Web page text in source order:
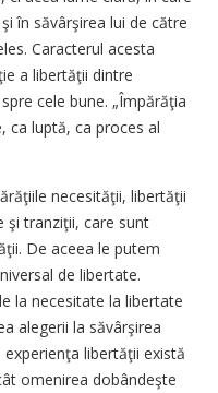
în săvârşirea lui de către
Caracterul acesta
a libertăţii dintre
cele bune. „Împărăţia
ca luptă, ca proces al
necesităţii, libertăţii
şi tranziţii, care sunt
De aceea le putem
de libertate.
la necesitate la libertate
alegerii la săvârşirea
libertăţii există
omenirea dobândeşte